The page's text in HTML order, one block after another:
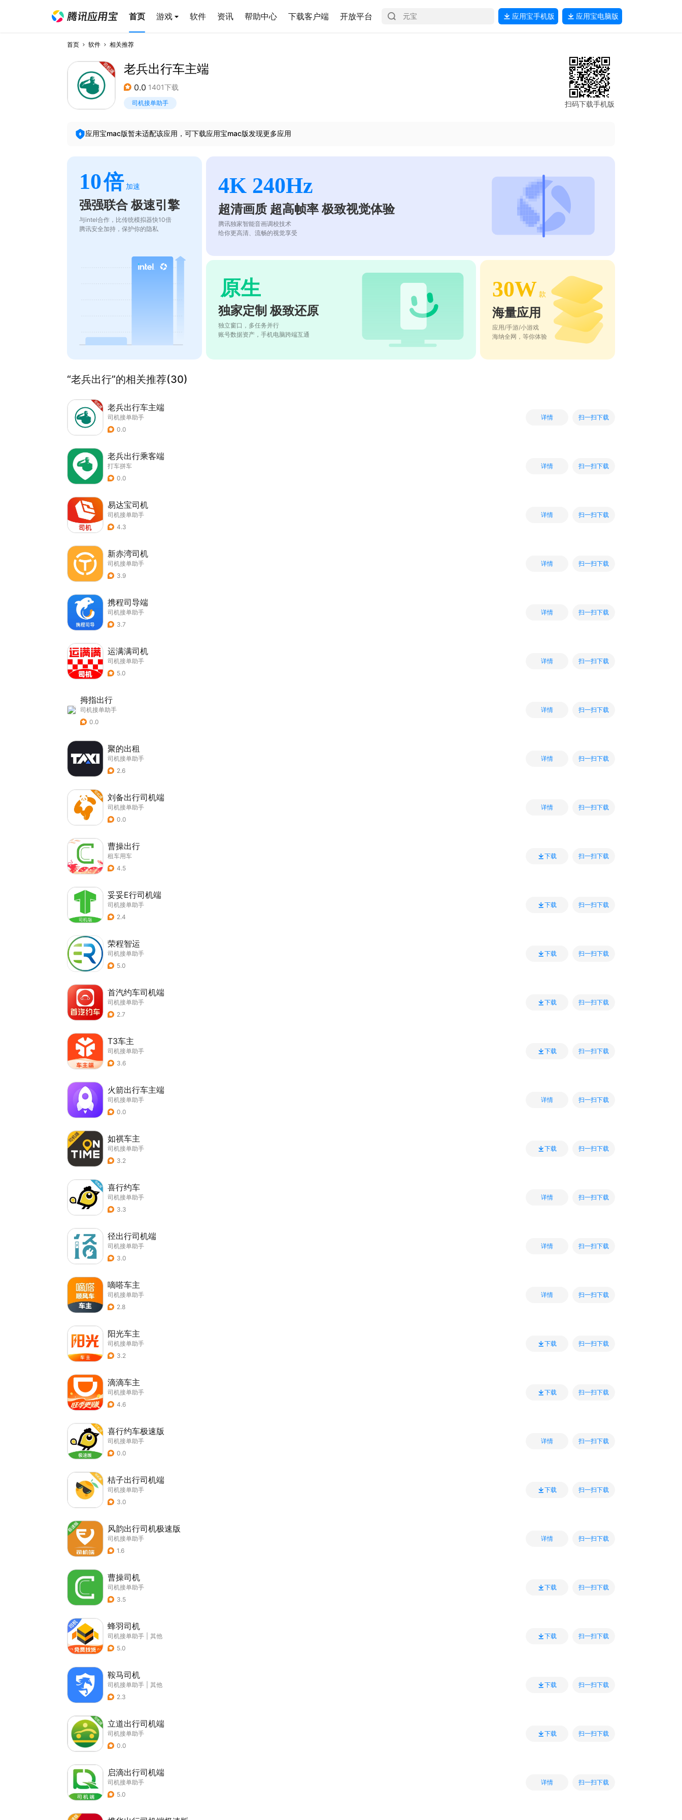
首页 游戏 软件 资讯 帮助中心 下载客户端 开放平台 应用宝手机版 应用宝电脑版
首页 软件 相关推荐
老兵出行车主端
0.0 1401下载
司机接单助手 扫码下载手机版
应用宝mac版暂未适配该应用，可下载应用宝mac版发现更多应用
10倍 加速
强强联合 极速引擎
与intel合作，比传统模拟器快10倍
腾讯安全加持，保护你的隐私
4K 240Hz
超清画质 超高帧率 极致视觉体验
腾讯独家智能音画调校技术
给你更高清、流畅的视觉享受
原生
独家定制 极致还原
独立窗口，多任务并行
账号数据资产，手机电脑跨端互通
30W 款
海量应用
应用/手游/小游戏
海纳全网，等你体验
“老兵出行”的相关推荐(30)
老兵出行车主端
司机接单助手
0.0
详情 扫一扫下载
老兵出行乘客端
打车拼车
0.0
详情 扫一扫下载
易达宝司机
司机接单助手
4.3
详情 扫一扫下载
新赤湾司机
司机接单助手
3.9
详情 扫一扫下载
携程司导端
司机接单助手
3.7
详情 扫一扫下载
运满满司机
司机接单助手
5.0
详情 扫一扫下载
拇指出行
司机接单助手
0.0
详情 扫一扫下载
聚的出租
司机接单助手
2.6
详情 扫一扫下载
刘备出行司机端
司机接单助手
0.0
详情 扫一扫下载
曹操出行
租车用车
4.5
下载 扫一扫下载
妥妥E行司机端
司机接单助手
2.4
下载 扫一扫下载
荣程智运
司机接单助手
5.0
下载 扫一扫下载
首汽约车司机端
司机接单助手
2.7
下载 扫一扫下载
T3车主
司机接单助手
3.6
下载 扫一扫下载
火箭出行车主端
司机接单助手
0.0
详情 扫一扫下载
如祺车主
司机接单助手
3.2
下载 扫一扫下载
喜行约车
司机接单助手
3.3
详情 扫一扫下载
径出行司机端
司机接单助手
3.0
详情 扫一扫下载
嘀嗒车主
司机接单助手
2.8
详情 扫一扫下载
阳光车主
司机接单助手
3.2
下载 扫一扫下载
滴滴车主
司机接单助手
4.6
下载 扫一扫下载
喜行约车极速版
司机接单助手
0.0
详情 扫一扫下载
桔子出行司机端
司机接单助手
3.0
下载 扫一扫下载
风韵出行司机极速版
司机接单助手
1.6
详情 扫一扫下载
曹操司机
司机接单助手
3.5
下载 扫一扫下载
蜂羽司机
司机接单助手
其他
5.0
下载 扫一扫下载
鞍马司机
司机接单助手
其他
2.3
下载 扫一扫下载
立道出行司机端
司机接单助手
0.0
下载 扫一扫下载
启滴出行司机端
司机接单助手
5.0
详情 扫一扫下载